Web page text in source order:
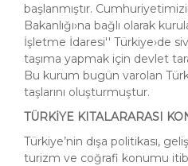
başlanmıştır.
Bakanlığı›na bağlı olarak
İşletme İdaresi'' Türkiye›de
taşıma yapmak için devlet
Bu kurum bugün varolan Türk
taşlarını oluşturmuştur.
TÜRKİYE KITALARARASI
Türkiye’nin dışa politikası,
turizm ve coğrafi konumu